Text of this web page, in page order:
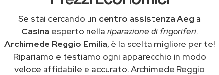
Se stai cercando un centro assistenza Aeg a
Casina esperto nella riparazione di frigoriferi,
Archimede Reggio Emilia, è la scelta migliore per te!
Ripariamo e testiamo ogni apparecchio in modo
veloce affidabile e accurato. Archimede Reggio